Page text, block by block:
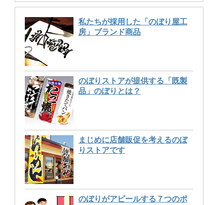
私たちが採用した「のぼり屋工
房」ブランド商品
のぼりストアが提供する「既製
品」のぼりとは？
まじめに店舗販促を考えるのぼ
りストアです
のぼりがアピールする７つのポ